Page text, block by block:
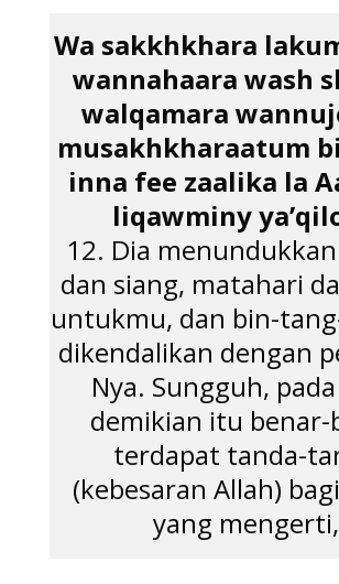
Wa sakkhkhara
wannahaara wash
walqamara
musakhkharaatum
inna fee zaalika la
liqawminy
12. Dia
dan siang, matahari
untukmu, dan bin-
dikendalikan dengan
Nya. Sungguh,
demikian itu benar-
terdapat tanda-
(kebesaran Allah)
yang mengerti,